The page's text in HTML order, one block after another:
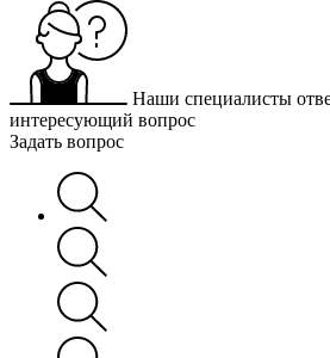
Наши специалисты
интересующий вопрос
Задать вопрос